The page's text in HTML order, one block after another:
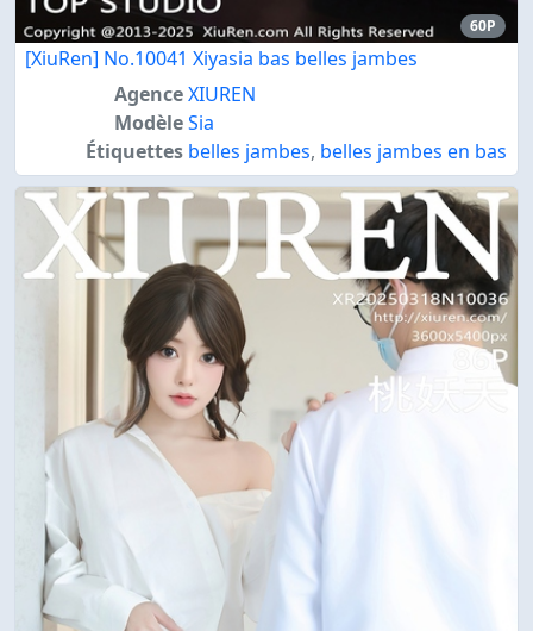
60P
[XiuRen] No.10041 Xiyasia bas belles jambes
AgenceXIUREN
ModèleSia
Étiquettes belles jambes, belles jambes en bas